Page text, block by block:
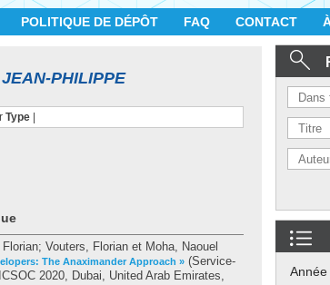
POLITIQUE DE DÉPÔT FAQ CONTACT
PHILIPPE
Type|
; Vouters, Florian et Moha, Naouel
The Anaximander Approach » (Service-
2020, Dubai, United Arab Emirates,
Année